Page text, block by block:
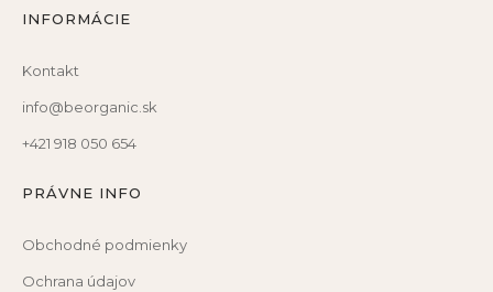
INFORMÁCIE
Kontakt
info@beorganic.sk
+421 918 050 654
PRÁVNE INFO
Obchodné podmienky
Ochrana údajov